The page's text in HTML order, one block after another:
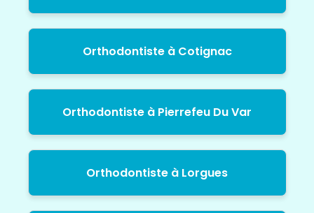
Orthodontiste à Cotignac
Orthodontiste à Pierrefeu Du Var
Orthodontiste à Lorgues